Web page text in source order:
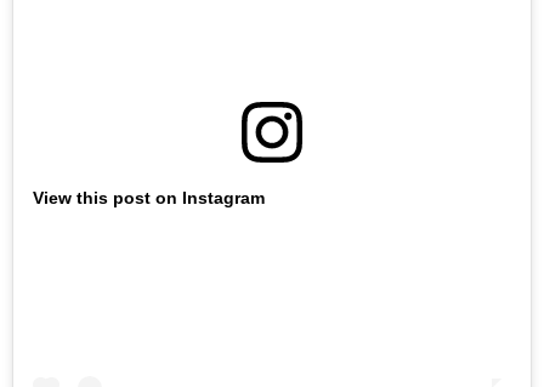
View this post on Instagram